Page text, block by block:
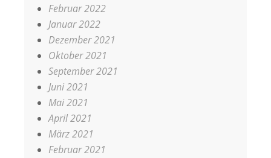
Februar 2022
Januar 2022
Dezember 2021
Oktober 2021
September 2021
Juni 2021
Mai 2021
April 2021
März 2021
Februar 2021